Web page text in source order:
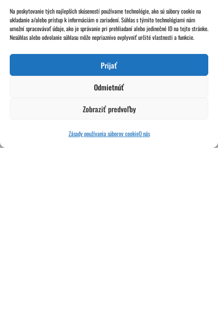
Na poskytovanie tých najlepších skúseností používame technológie, ako sú súbory cookie na
ukladanie a/alebo prístup k informáciám o zariadení. Súhlas s týmito technológiami nám
umožní spracovávať údaje, ako je správanie pri prehliadaní alebo jedinečné ID na tejto stránke.
Nesúhlas alebo odvolanie súhlasu môže nepriaznivo ovplyvniť určité vlastnosti a funkcie.
Prijať
Odmietnúť
Zobraziť predvoľby
Zásady používania súborov cookieO nás
IČO: 46893911 | DIČ: 2023663565
www.mpproduction.eu